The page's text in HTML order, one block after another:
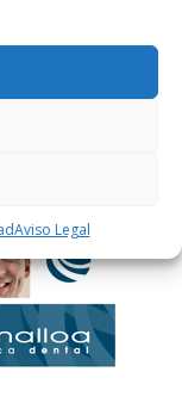
Aviso Legal